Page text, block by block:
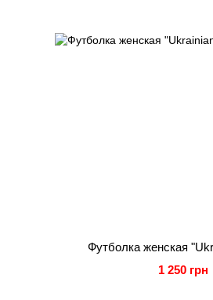
Футболка женская
1 250 грн